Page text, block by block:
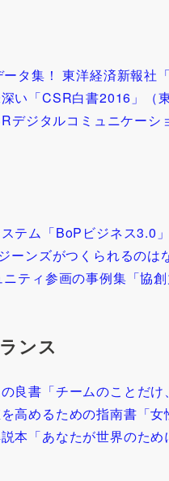
タ集！ 東洋経済新報社
い「CSR白書2016」（
デジタルコミュニケーシ
テム「BoPビジネス3.0」
ーンズがつくられるのは
ティ参画の事例集「協創
ンス
良書「チームのことだけ
高めるための指南書「女
本「あなたが世界のため